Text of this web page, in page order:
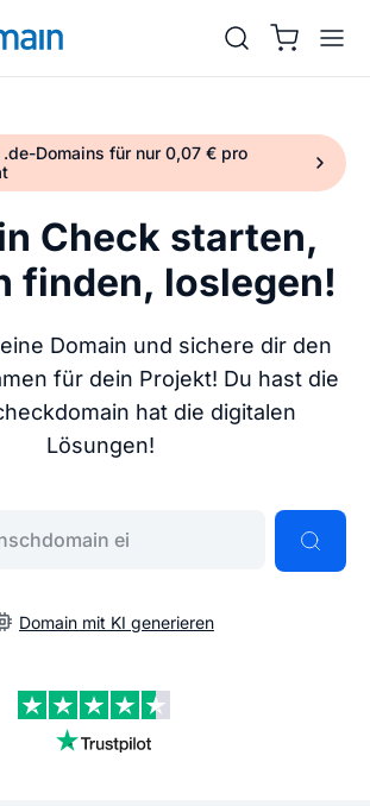
Domains für nur 0,07 € pro
Check starten,
finden, loslegen!
Domain und sichere dir den
für dein Projekt! Du hast die
hat die digitalen
Lösungen!
Domain mit KI generieren